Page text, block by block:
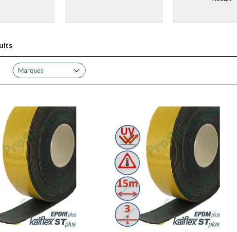
Marques